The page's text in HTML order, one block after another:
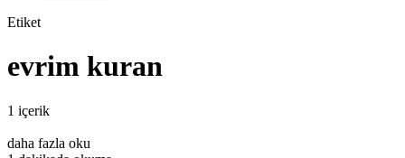
Etiket
evrim kuran
1 içerik
daha fazla oku